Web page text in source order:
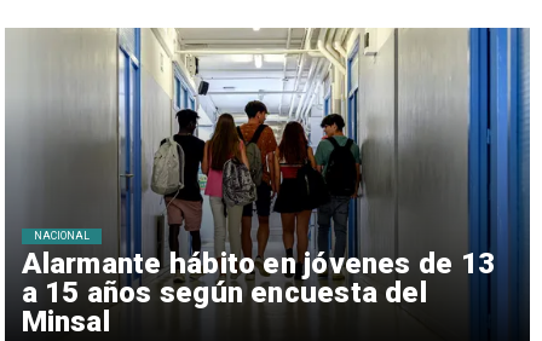
Alarmante hábito en jóvenes de 13
a 15 años según encuesta del
Minsal
NACIONAL